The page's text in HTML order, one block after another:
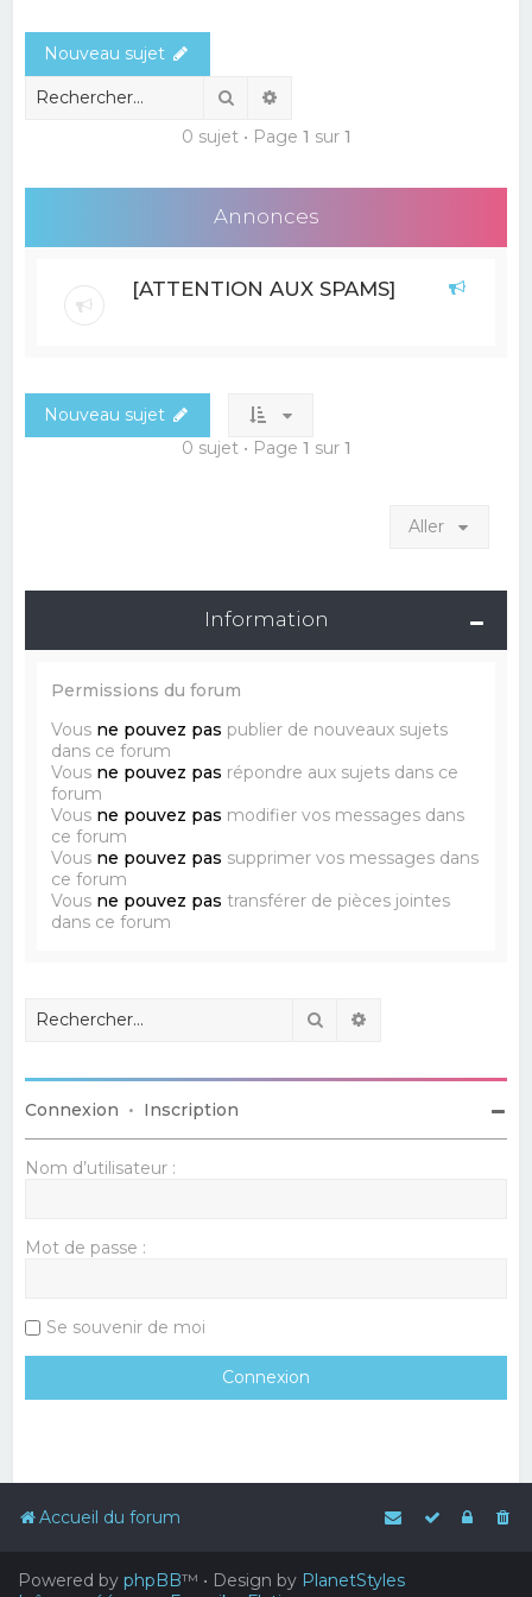
r
Nouveau sujet
Rechercher
0 sujet • Page 1 sur 1
Annonces
[ATTENTION AUX SPAMS]
Nouveau sujet
0 sujet • Page 1 sur 1
Aller
Information
Permissions du forum
Vous ne pouvez pas publier de nouveaux sujets
dans ce forum
Vous ne pouvez pas répondre aux sujets dans ce
forum
Vous ne pouvez pas modifier vos messages dans
ce forum
Vous ne pouvez pas supprimer vos messages dans
ce forum
Vous ne pouvez pas transférer de pièces jointes
dans ce forum
Rechercher
Connexion • Inscription
Nom d’utilisateur :
Mot de passe :
Se souvenir de moi
Accueil du forum
Powered by phpBB™ • Design by PlanetStyles